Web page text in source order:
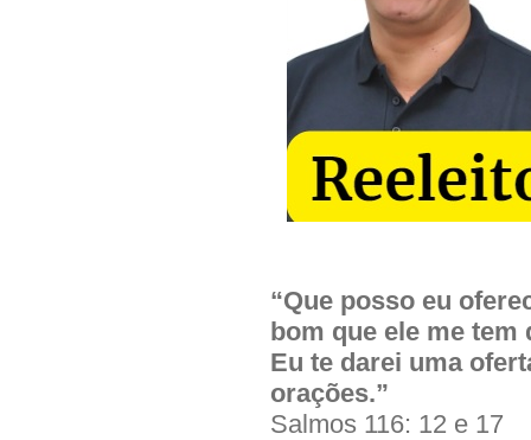
“Que posso eu
bom que ele me tem
Eu te darei uma
orações.”
Salmos 116: 12 e 17